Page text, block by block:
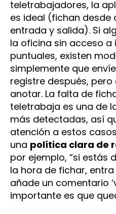
teletrabajadores, la
es ideal (fichan desde
entrada y salida). Si
la oficina sin acceso
puntuales, existen
simplemente que
registre después, pero
anotar. La falta de
teletrabaja es una de
más detectadas​, así
atención a estos
una política clara de
por ejemplo, “si estás
la hora de fichar,
añade un comentario
importante es que